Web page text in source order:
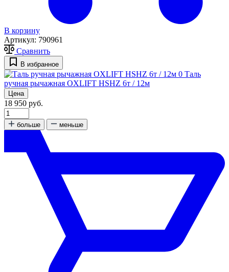
В корзину
Артикул: 790961
Сравнить
В избранное
0 Таль
ручная рычажная OXLIFT HSHZ 6т / 12м
Цена
18 950 руб.
больше меньше